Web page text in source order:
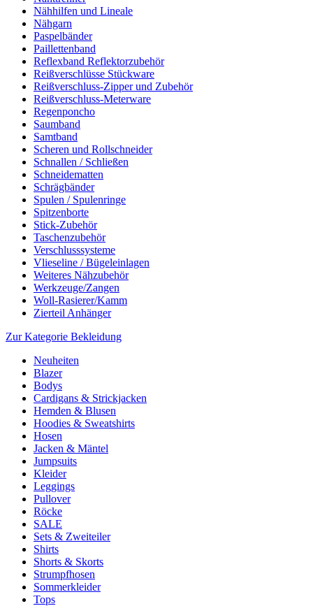
Nähhilfen und Lineale
Nähgarn
Paspelbänder
Paillettenband
Reflexband Reflektorzubehör
Reißverschlüsse Stückware
Reißverschluss-Zipper und Zubehör
Reißverschluss-Meterware
Regenponcho
Saumband
Samtband
Scheren und Rollschneider
Schnallen / Schließen
Schneidematten
Schrägbänder
Spulen / Spulenringe
Spitzenborte
Stick-Zubehör
Taschenzubehör
Verschlusssysteme
Vlieseline / Bügeleinlagen
Weiteres Nähzubehör
Werkzeuge/Zangen
Woll-Rasierer/Kamm
Zierteil Anhänger
Zur Kategorie Bekleidung
Neuheiten
Blazer
Bodys
Cardigans & Strickjacken
Hemden & Blusen
Hoodies & Sweatshirts
Hosen
Jacken & Mäntel
Jumpsuits
Kleider
Leggings
Pullover
Röcke
SALE
Sets & Zweiteiler
Shirts
Shorts & Skorts
Strumpfhosen
Sommerkleider
Tops